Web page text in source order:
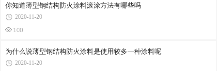
你知道薄型钢结构防火涂料滚涂方法有哪些吗
2020-11-20
100
为什么说薄型钢结构防火涂料是使用较多一种涂料呢
2020-11-20